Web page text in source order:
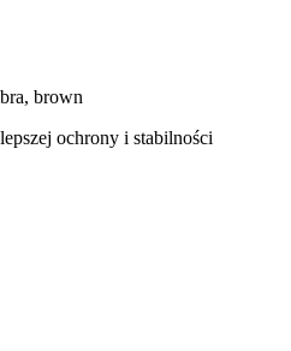
brown
ochrony i stabilności